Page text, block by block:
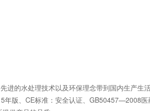
的水处理技术以及环保理念带到国内生产生
年版、CE标准：安全认证、GB50457—2008医